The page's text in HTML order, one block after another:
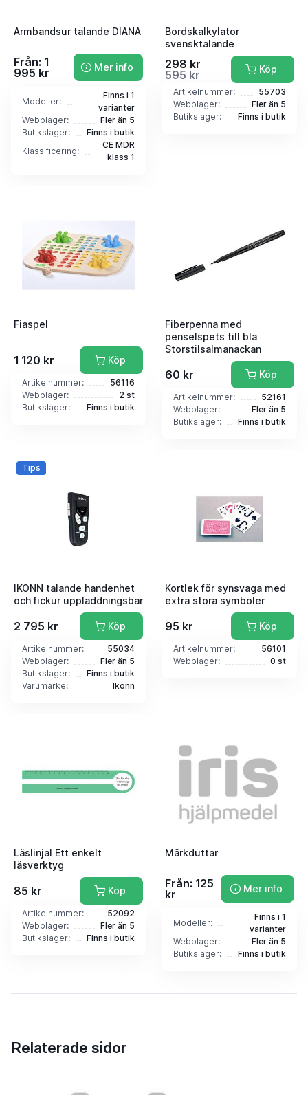
Armbandsur talande DIANA
Från: 1
995 kr
Mer info
Modeller:
Finns i 1
varianter
Webblager:
Fler än 5
Butikslager:
Finns i butik
Klassificering:
CE MDR
klass 1
Bordskalkylator
svensktalande
298 kr
595 kr
Köp
Artikelnummer:
55703
Webblager:
Fler än 5
Butikslager:
Finns i butik
Fiaspel
1 120 kr Köp
Artikelnummer:
56116
Webblager:
2 st
Butikslager:
Finns i butik
Fiberpenna med
penselspets till bla
Storstilsalmanackan
60 kr Köp
Artikelnummer:
52161
Webblager:
Fler än 5
Butikslager:
Finns i butik
Tips
IKONN talande handenhet
och fickur uppladdningsbar
2 795 kr Köp
Artikelnummer:
55034
Webblager:
Fler än 5
Butikslager:
Finns i butik
Varumärke:
Ikonn
Kortlek för synsvaga med
extra stora symboler
95 kr Köp
Artikelnummer:
56101
Webblager:
0 st
Läslinjal Ett enkelt
läsverktyg
85 kr Köp
Artikelnummer:
52092
Webblager:
Fler än 5
Butikslager:
Finns i butik
Märkduttar
Från: 125
kr
Mer info
Modeller:
Finns i 1
varianter
Webblager:
Fler än 5
Butikslager:
Finns i butik
Relaterade sidor